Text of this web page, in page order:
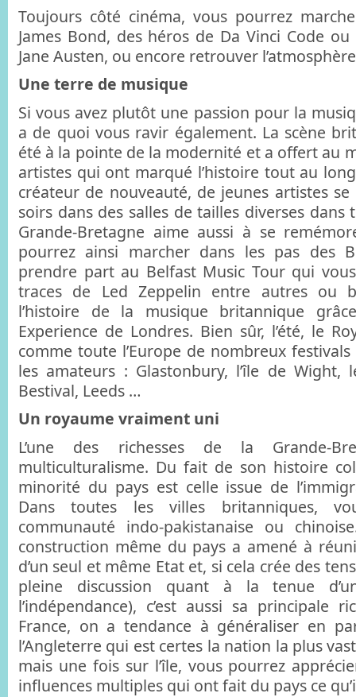
Toujours côté cinéma, vous pourrez
James Bond, des héros de Da Vinci Code
Jane Austen, ou encore retrouver
Une terre de musique
Si vous avez plutôt une passion pour la
a de quoi vous ravir également. La scène
été à la pointe de la modernité et a offert au
artistes qui ont marqué l’histoire tout au
créateur de nouveauté, de jeunes artistes
soirs dans des salles de tailles diverses dans
Grande-Bretagne aime aussi à se
pourrez ainsi marcher dans les pas des
prendre part au Belfast Music Tour qui
traces de Led Zeppelin entre autres ou
l’histoire de la musique britannique
Experience de Londres. Bien sûr, l’été, le
comme toute l’Europe de nombreux
les amateurs : Glastonbury, l’île de
Bestival, Leeds …
Un royaume vraiment uni
L’une des richesses de la Grande-
multiculturalisme. Du fait de son histoire
minorité du pays est celle issue de
Dans toutes les villes britanniques,
communauté indo-pakistanaise ou
construction même du pays a amené à
d’un seul et même Etat et, si cela crée des
pleine discussion quant à la tenue
l’indépendance), c’est aussi sa principale
France, on a tendance à généraliser en
l’Angleterre qui est certes la nation la plus
mais une fois sur l’île, vous pourrez
influences multiples qui ont fait du pays ce